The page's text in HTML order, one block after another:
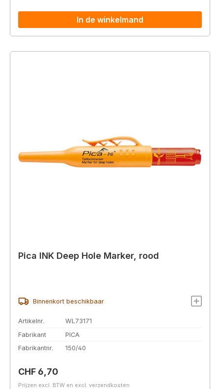
In de winkelmand
Pica INK Deep Hole Marker, rood
Binnenkort beschikbaar
Artikelnr.
WL73171
Fabrikant
PICA
Fabrikantnr.
150/40
Normale prijs:
CHF 6,70
Prijzen excl. BTW en excl. verzendkosten